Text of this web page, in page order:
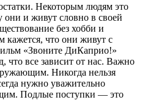
Некоторым людям это
они и живут словно в своей
без хобби и
кажется, что они живут с
«Звоните ДиКаприо!»
что все зависит от нас. Важно
Никогда нельзя
нужно уважительно
Подлые поступки — это